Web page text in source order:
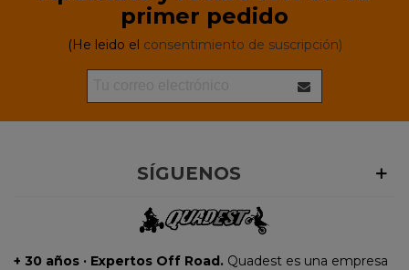
primer pedido
(He leido el consentimiento de suscripción)
SÍGUENOS
+ 30 años · Expertos Off Road. Quadest es una empresa